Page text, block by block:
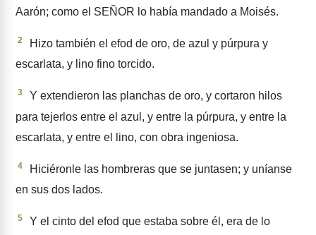
Aarón; como el SEÑOR lo había mandado a Moisés.
2
Hizo también el efod de oro, de azul y púrpura y
escarlata, y lino fino torcido.
3
Y extendieron las planchas de oro, y cortaron hilos
para tejerlos entre el azul, y entre la púrpu­ra, y entre la
escarlata, y entre el lino, con obra ingeniosa.
4
Hiciéronle las hombreras que se juntasen; y uníanse
en sus dos lados.
5
Y el cinto del efod que estaba sobre él, era de lo